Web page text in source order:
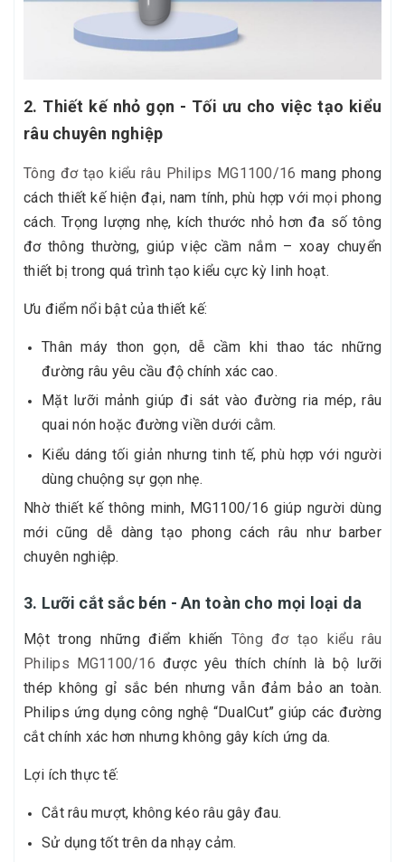
2. Thiết kế nhỏ gọn - Tối ưu cho việc tạo kiểu
râu chuyên nghiệp
Tông đơ tạo kiểu râu Philips MG1100/16 mang phong
cách thiết kế hiện đại, nam tính, phù hợp với mọi phong
cách. Trọng lượng nhẹ, kích thước nhỏ hơn đa số tông
đơ thông thường, giúp việc cầm nắm – xoay chuyển
thiết bị trong quá trình tạo kiểu cực kỳ linh hoạt.
Ưu điểm nổi bật của thiết kế:
Thân máy thon gọn, dễ cầm khi thao tác những
đường râu yêu cầu độ chính xác cao.
Mặt lưỡi mảnh giúp đi sát vào đường ria mép, râu
quai nón hoặc đường viền dưới cằm.
Kiểu dáng tối giản nhưng tinh tế, phù hợp với người
dùng chuộng sự gọn nhẹ.
Nhờ thiết kế thông minh, MG1100/16 giúp người dùng
mới cũng dễ dàng tạo phong cách râu như barber
chuyên nghiệp.
3. Lưỡi cắt sắc bén - An toàn cho mọi loại da
Một trong những điểm khiến Tông đơ tạo kiểu râu
Philips MG1100/16 được yêu thích chính là bộ lưỡi
thép không gỉ sắc bén nhưng vẫn đảm bảo an toàn.
Philips ứng dụng công nghệ “DualCut” giúp các đường
cắt chính xác hơn nhưng không gây kích ứng da.
Lợi ích thực tế:
Cắt râu mượt, không kéo râu gây đau.
Sử dụng tốt trên da nhạy cảm.